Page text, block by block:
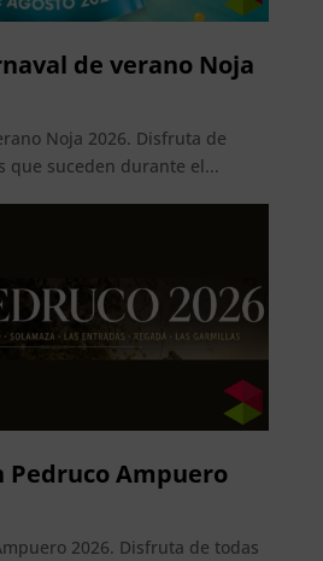
de verano Noja
Noja 2026. Disfruta de
que suceden durante el...
Pedruco Ampuero
2026. Disfruta de todas